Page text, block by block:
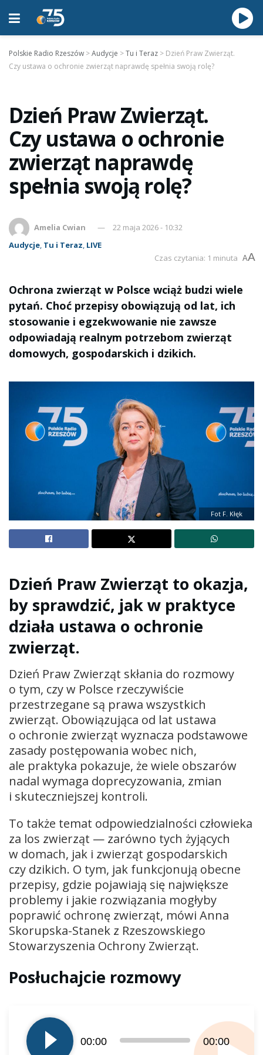
Polskie Radio Rzeszów >Audycje >Tu i Teraz > Dzień Praw Zwierząt.
Czy ustawa o ochronie zwierząt naprawdę spełnia swoją rolę?
Dzień Praw Zwierząt.
Czy ustawa o ochronie
zwierząt naprawdę
spełnia swoją rolę?
Amelia Cwian
22 maja 2026 - 10:32
Audycje, Tu i Teraz, LIVE
Czas czytania: 1 minuta AA
Ochrona zwierząt w Polsce wciąż budzi wiele
pytań. Choć przepisy obowiązują od lat, ich
stosowanie i egzekwowanie nie zawsze
odpowiadają realnym potrzebom zwierząt
domowych, gospodarskich i dzikich.
Fot F. Kłęk
Dzień Praw Zwierząt to okazja,
by sprawdzić, jak w praktyce
działa ustawa o ochronie
zwierząt.
Dzień Praw Zwierząt skłania do rozmowy
o tym, czy w Polsce rzeczywiście
przestrzegane są prawa wszystkich
zwierząt. Obowiązująca od lat ustawa
o ochronie zwierząt wyznacza podstawowe
zasady postępowania wobec nich,
ale praktyka pokazuje, że wiele obszarów
nadal wymaga doprecyzowania, zmian
i skuteczniejszej kontroli.
To także temat odpowiedzialności człowieka
za los zwierząt — zarówno tych żyjących
w domach, jak i zwierząt gospodarskich
czy dzikich. O tym, jak funkcjonują obecne
przepisy, gdzie pojawiają się największe
problemy i jakie rozwiązania mogłyby
poprawić ochronę zwierząt, mówi Anna
Skorupska-Stanek z Rzeszowskiego
Stowarzyszenia Ochrony Zwierząt.
Posłuchajcie rozmowy
plików
dźwiękowych
00:00 00:00